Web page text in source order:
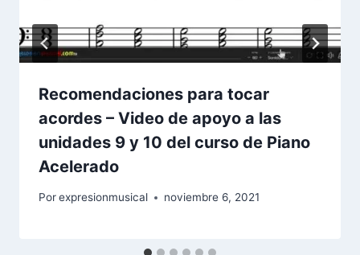
Recomendaciones para tocar
acordes – Video de apoyo a las
unidades 9 y 10 del curso de Piano
Acelerado
Porexpresionmusical noviembre 6, 2021